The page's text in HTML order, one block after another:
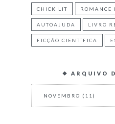
CHICK LIT ROMANCE
AUTOAJUDA LIVRO
FICÇÃO CIENTÍFICA
❖ ARQUIVO